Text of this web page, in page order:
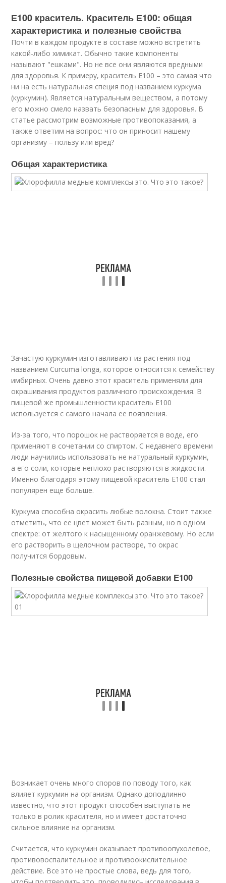
Е100 краситель. Краситель Е100: общая
характеристика и полезные свойства
Почти в каждом продукте в составе можно встретить
какой-либо химикат. Обычно такие компоненты
называют "ешками". Но не все они являются вредными
для здоровья. К примеру, краситель Е100 – это самая что
ни на есть натуральная специя под названием куркума
(куркумин). Является натуральным веществом, а потому
его можно смело назвать безопасным для здоровья. В
статье рассмотрим возможные противопоказания, а
также ответим на вопрос: что он приносит нашему
организму – пользу или вред?
Общая характеристика
Зачастую куркумин изготавливают из растения под
названием Curcuma longa, которое относится к семейству
имбирных. Очень давно этот краситель применяли для
окрашивания продуктов различного происхождения. В
пищевой же промышленности краситель Е100
используется с самого начала ее появления.
Из-за того, что порошок не растворяется в воде, его
применяют в сочетании со спиртом. С недавнего времени
люди научились использовать не натуральный куркумин,
а его соли, которые неплохо растворяются в жидкости.
Именно благодаря этому пищевой краситель Е100 стал
популярен еще больше.
Куркума способна окрасить любые волокна. Стоит также
отметить, что ее цвет может быть разным, но в одном
спектре: от желтого к насыщенному оранжевому. Но если
его растворить в щелочном растворе, то окрас
получится бордовым.
Полезные свойства пищевой добавки Е100
Возникает очень много споров по поводу того, как
влияет куркумин на организм. Однако доподлинно
известно, что этот продукт способен выступать не
только в ролик красителя, но и имеет достаточно
сильное влияние на организм.
Считается, что куркумин оказывает противоопухолевое,
противовоспалительное и противоокислительное
действие. Все это не простые слова, ведь для того,